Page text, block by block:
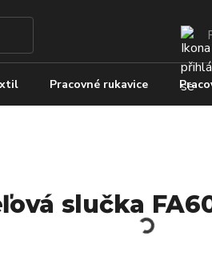
Pracovné rukavice
slučka